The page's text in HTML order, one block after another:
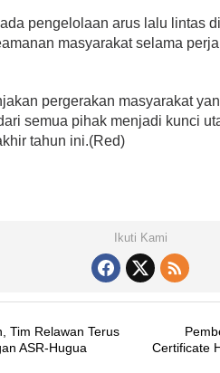
pengelolaan arus lalu lintas
masyarakat selama
pergerakan masyarakat
semua pihak menjadi kunci
tahun ini.(Red)
Ikuti Kami
Tim Relawan Terus
ASR-Hugua
Certificate